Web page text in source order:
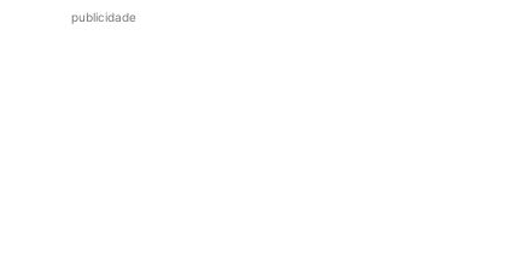
publicidade